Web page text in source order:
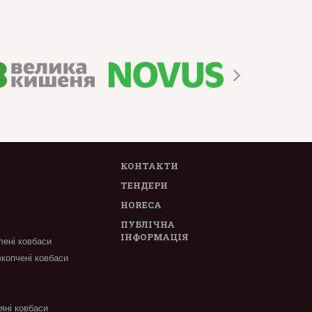
ковбаси
ковбаси
ковбаси
КОНТАКТИ
ТЕНДЕРИ
HORECA
ПУБЛІЧНА
ІНФОРМАЦІЯ